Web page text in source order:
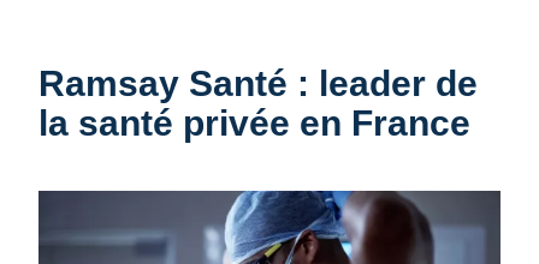
Ramsay Santé : leader de
la santé privée en France